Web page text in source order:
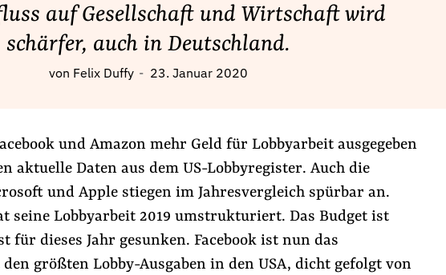
auf Gesellschaft und Wirtschaft wird
schärfer, auch in Deutschland.
von Felix Duffy 23. Januar 2020
und Amazon mehr Geld für Lobbyarbeit ausgegeben
aktuelle Daten aus dem US-Lobbyregister. Auch die
und Apple stiegen im Jahresvergleich spürbar an.
seine Lobbyarbeit 2019 umstrukturiert. Das Budget ist
für dieses Jahr gesunken. Facebook ist nun das
größten Lobby-Ausgaben in den USA, dicht gefolgt von